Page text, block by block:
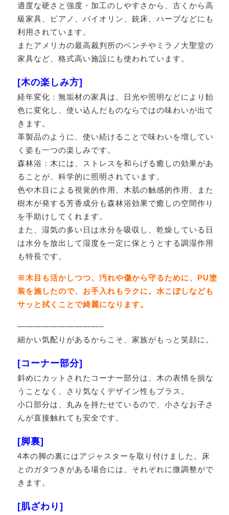
適度な硬さと強度・加工のしやすさから、古くから高
級家具、ピアノ、バイオリン、銃床、ハーブなどにも
利用されています。
またアメリカの最高裁判所のベンチやミラノ大聖堂の
家具など、格式高い施設にも使われています。
[木の楽しみ方]
経年変化：無垢材の家具は、日光や照明などにより飴
色に変化し、使い込んだものならではの味わいが出て
きます。
革製品のように、使い続けることで味わいを増してい
く姿も一つの楽しみです。
森林浴：木には、ストレスを和らげる癒しの効果があ
ることが、科学的に照明されています。
色や木目による視覚的作用、木肌の触感的作用、また
樹木が発する芳香成分も森林浴効果で癒しの空間作り
を手助けしてくれます。
また、湿気の多い日は水分を吸収し、乾燥している日
は水分を放出して湿度を一定に保とうとする調湿作用
も特長です。
※木目も活かしつつ、汚れや傷から守るために、PU塗
装を施したので、お手入れもラクに。水こぼしなども
サッと拭くことで綺麗になります。
——————————–
細かい気配りがあるからこそ、家族がもっと笑顔に。
[コーナー部分]
斜めにカットされたコーナー部分は、木の表情を損な
うことなく、さり気なくデザイン性もプラス。
小口部分は、丸みを持たせているので、小さなお子さ
んが直接触れても安全です。
[脚裏]
4本の脚の裏にはアジャスターを取り付けました。床
とのガタつきがある場合には、それぞれに微調整がで
きます。
[肌ざわり]